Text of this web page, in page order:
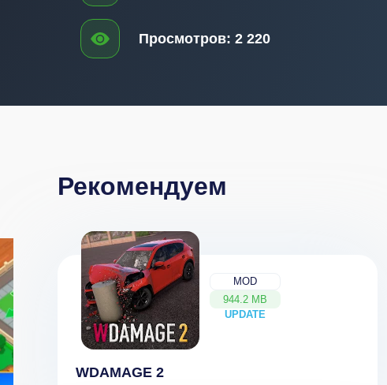
Просмотров: 2 220
Рекомендуем
MOD
944.2 MB
UPDATE
NEW
WDAMAGE 2